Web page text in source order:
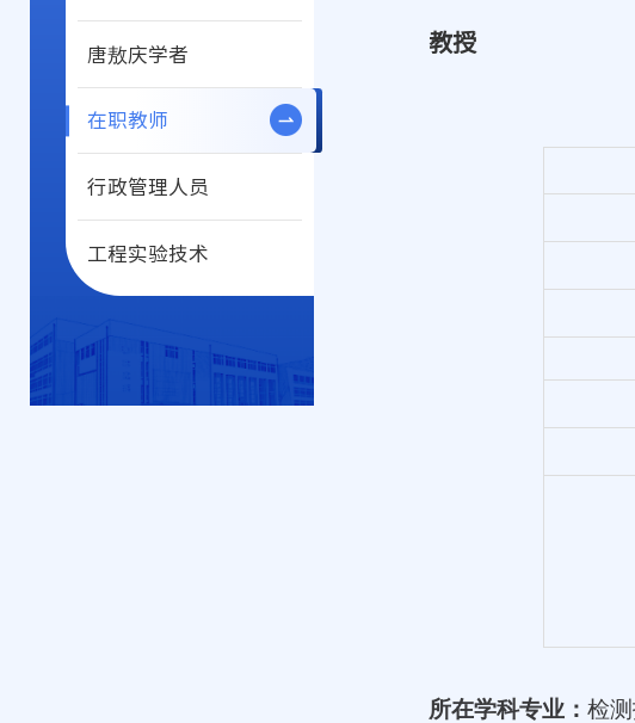
唐敖庆学者
在职教师
行政管理人员
工程实验技术
教授
所在学科专业： 检